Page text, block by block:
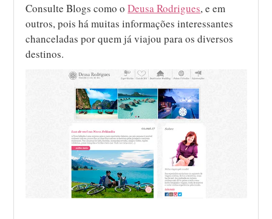
Consulte Blogs como oDeusa Rodrigues, e em
outros, pois há muitas informações interessantes
chanceladas por quem já viajou para os diversos
destinos.